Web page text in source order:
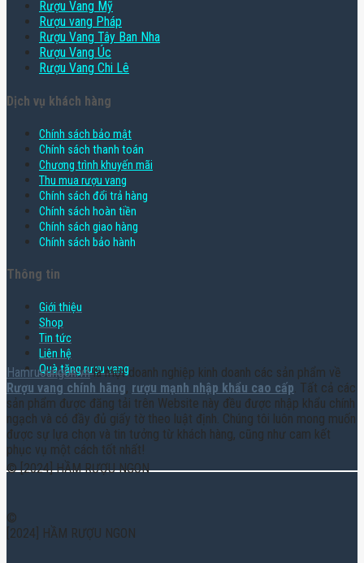
Rượu Vang Mỹ
Rượu vang Pháp
Rượu Vang Tây Ban Nha
Rượu Vang Úc
Rượu Vang Chi Lê
Dịch vụ khách hàng
Chính sách bảo mật
Chính sách thanh toán
Chương trình khuyến mãi
Thu mua rượu vang
Chính sách đổi trả hàng
Chính sách hoàn tiền
Chính sách giao hàng
Chính sách bảo hành
Thông tin
Giới thiệu
Shop
Tin tức
Liên hệ
Quà tặng rượu vang
Hamruoungon.vnlà một doanh nghiệp kinh doanh các sản phẩm về
Rượu vang chính hãng, rượu mạnh nhập khẩu cao cấp. Tất cả các
sản phẩm được đăng tải trên Website này đều được nhập khẩu chính
ngạch và có đầy đủ giấy tờ theo luật định. Chúng tôi luôn mong muốn
được sự lựa chọn và tin tưởng từ khách hàng, cũng như cam kết
phục vụ một cách tốt nhất!
© [2024] HẦM RƯỢU NGON
©
[2024] HẦM RƯỢU NGON